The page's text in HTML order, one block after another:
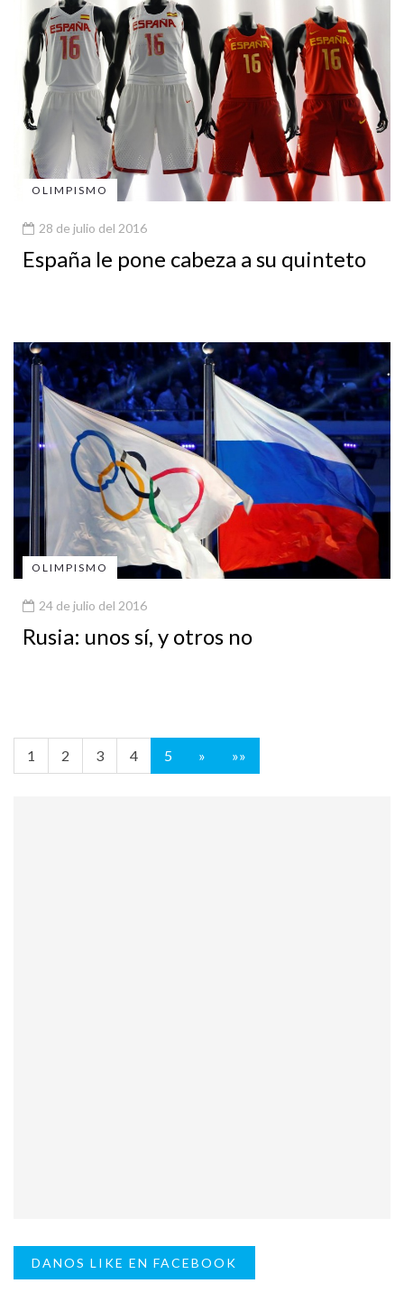
OLIMPISMO
28 de julio del 2016
España le pone cabeza a su quinteto
OLIMPISMO
24 de julio del 2016
Rusia: unos sí, y otros no
1 2 3 4 5 » »»
DANOS LIKE EN FACEBOOK